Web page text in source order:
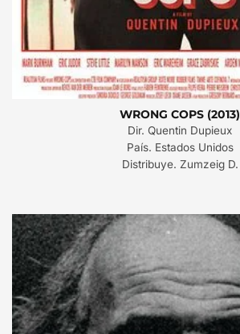
WRONG COPS (2013)
Dir. Quentin Dupieux
País. Estados Unidos
Distribuye. Zumzeig D.